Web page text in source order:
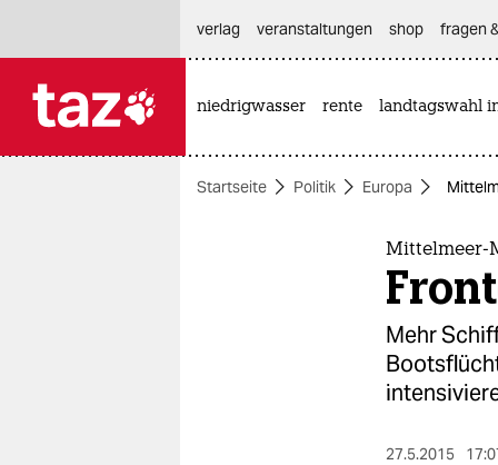
themen
verlag
veranstaltungen shop fragen
niedrigwasser rente landtagswahl
Startseite Politik Europa
Mittelmeer-
Mehr
27.5.2015